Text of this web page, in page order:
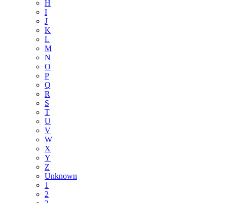
H
I
J
K
L
M
N
O
P
Q
R
S
T
U
V
W
X
Y
Z
Unknown
1
2